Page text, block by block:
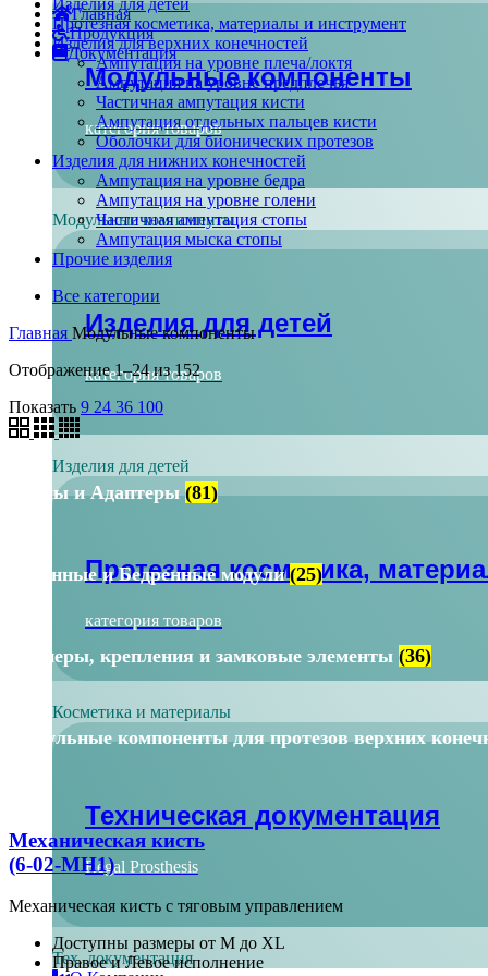
Главная
Продукция
Документация
Модульные компоненты
категория товаров
Модульные компоненты
Изделия для детей
категория товаров
Изделия для детей
Протезная косметика,
категория товаров
Косметика и материалы
Техническая документация
Regal Prosthesis
Тех. документация
Протезная косметика, материалы и инструмент
Изделия для верхних конечностей
Ампутация на уровне плеча/локтя
Ампутация на уровне предплечья
Частичная ампутация кисти
Ампутация отдельных пальцев кисти
Оболочки для бионических протезов
Изделия для нижних конечностей
Ампутация на уровне бедра
Ампутация на уровне голени
Частичная ампутация стопы
Ампутация мыска стопы
Прочие изделия
Все категории
Главная Модульные компоненты
Отображение 1–24 из 152
Показать 9 24 36 100
Стопы и Адаптеры(81)
Коленные и Бедренные модули(25)
Лайнеры, крепления и замковые элементы (36)
Модульные компоненты для протезов верхних
Механическая кисть
(6-02-MH1)
Механическая кисть с тяговым управлением
Доступны размеры от M до XL
Правое и Левое исполнение